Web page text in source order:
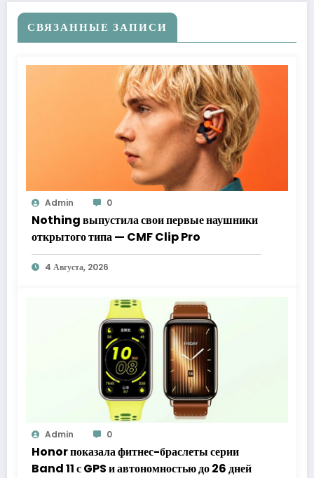
СВЯЗАННЫЕ ЗАПИСИ
Admin 0
Nothing выпустила свои первые наушники
открытого типа — CMF Clip Pro
4 Августа, 2026
Admin 0
Honor показала фитнес-браслеты серии
Band 11 с GPS и автономностью до 26 дней